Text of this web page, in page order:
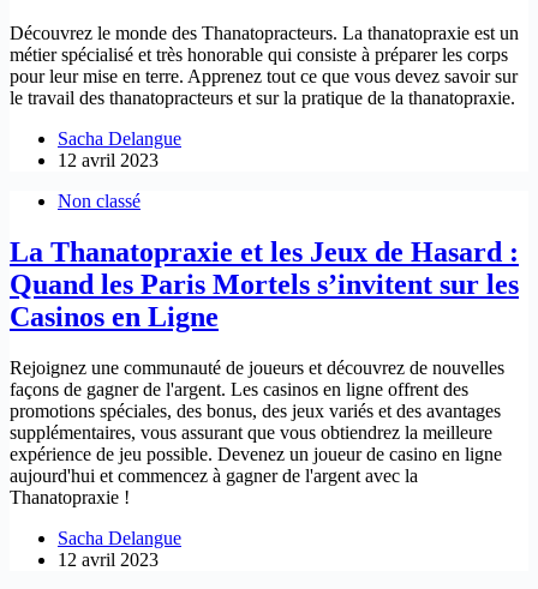
Découvrez le monde des Thanatopracteurs. La thanatopraxie est un
métier spécialisé et très honorable qui consiste à préparer les corps
pour leur mise en terre. Apprenez tout ce que vous devez savoir sur
le travail des thanatopracteurs et sur la pratique de la thanatopraxie.
Sacha Delangue
12 avril 2023
Non classé
La Thanatopraxie et les Jeux de Hasard :
Quand les Paris Mortels s’invitent sur les
Casinos en Ligne
Rejoignez une communauté de joueurs et découvrez de nouvelles
façons de gagner de l'argent. Les casinos en ligne offrent des
promotions spéciales, des bonus, des jeux variés et des avantages
supplémentaires, vous assurant que vous obtiendrez la meilleure
expérience de jeu possible. Devenez un joueur de casino en ligne
aujourd'hui et commencez à gagner de l'argent avec la
Thanatopraxie !
Sacha Delangue
12 avril 2023